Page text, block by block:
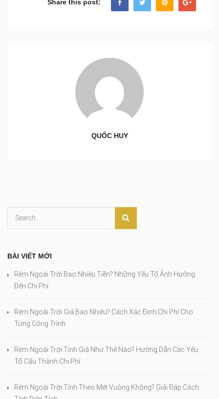
Share this post:
QUỐC HUY
BÀI VIẾT MỚI
Rèm Ngoài Trời Bao Nhiêu Tiền? Những Yếu Tố Ảnh Hưởng
Đến Chi Phí
Rèm Ngoài Trời Giá Bao Nhiêu? Cách Xác Định Chi Phí Cho
Từng Công Trình
Rèm Ngoài Trời Tính Giá Như Thế Nào? Hướng Dẫn Các Yếu
Tố Cấu Thành Chi Phí
Rèm Ngoài Trời Tính Theo Mét Vuông Không? Giải Đáp Cách